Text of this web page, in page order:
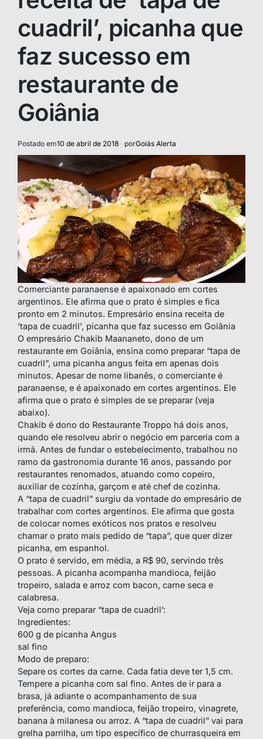
cuadril’, picanha que
faz sucesso em
restaurante de
Goiânia
Postado em10 de abril de 2018 porGoiás Alerta
Comerciante paranaense é apaixonado em cortes
argentinos. Ele afirma que o prato é simples e fica
pronto em 2 minutos. Empresário ensina receita de
‘tapa de cuadril’, picanha que faz sucesso em Goiânia
O empresário Chakib Maananeto, dono de um
restaurante em Goiânia, ensina como preparar “tapa de
cuadril”, uma picanha angus feita em apenas dois
minutos. Apesar de nome libanês, o comerciante é
paranaense, e é apaixonado em cortes argentinos. Ele
afirma que o prato é simples de se preparar (veja
abaixo).
Chakib é dono do Restaurante Troppo há dois anos,
quando ele resolveu abrir o negócio em parceria com a
irmã. Antes de fundar o estebelecimento, trabalhou no
ramo da gastronomia durante 16 anos, passando por
restaurantes renomados, atuando como copeiro,
auxiliar de cozinha, garçom e até chef de cozinha.
A “tapa de cuadril” surgiu da vontade do empresário de
trabalhar com cortes argentinos. Ele afirma que gosta
de colocar nomes exóticos nos pratos e resolveu
chamar o prato mais pedido de “tapa”, que quer dizer
picanha, em espanhol.
O prato é servido, em média, a R$ 90, servindo três
pessoas. A picanha acompanha mandioca, feijão
tropeiro, salada e arroz com bacon, carne seca e
calabresa.
Veja como preparar “tapa de cuadril’:
Ingredientes:
600 g de picanha Angus
sal fino
Modo de preparo:
Separe os cortes da carne. Cada fatia deve ter 1,5 cm.
Tempere a picanha com sal fino. Antes de ir para a
brasa, já adiante o acompanhamento de sua
preferência, como mandioca, feijão tropeiro, vinagrete,
banana à milanesa ou arroz. A “tapa de cuadril” vai para
grelha parrilha, um tipo específico de churrasqueira em